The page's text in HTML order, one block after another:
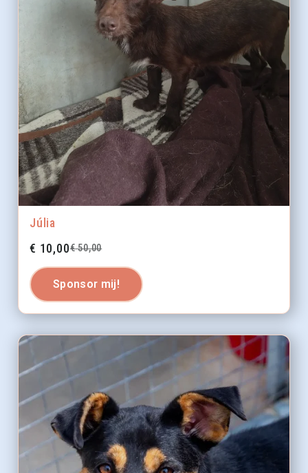
Júlia
€50,00
€ 10,00
Sponsor mij!